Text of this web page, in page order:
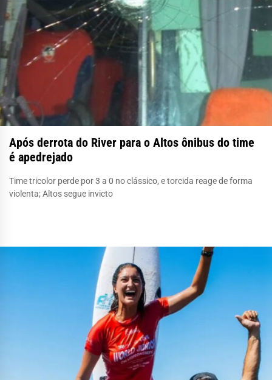
Após derrota do River para o Altos ônibus do time
é apedrejado
Time tricolor perde por 3 a 0 no clássico, e torcida reage de forma
violenta; Altos segue invicto